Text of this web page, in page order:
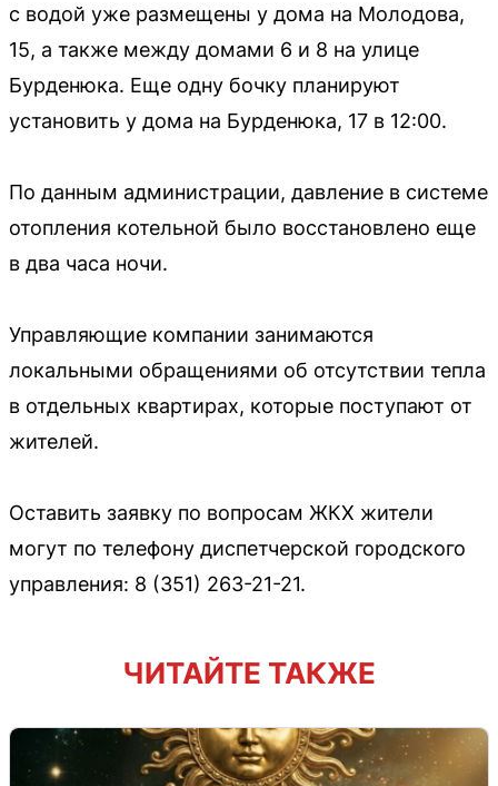
с водой уже размещены у дома на Молодова,
15, а также между домами 6 и 8 на улице
Бурденюка. Еще одну бочку планируют
установить у дома на Бурденюка, 17 в 12:00.
По данным администрации, давление в системе
отопления котельной было восстановлено еще
в два часа ночи.
Управляющие компании занимаются
локальными обращениями об отсутствии тепла
в отдельных квартирах, которые поступают от
жителей.
Оставить заявку по вопросам ЖКХ жители
могут по телефону диспетчерской городского
управления: 8 (351) 263-21-21.
ЧИТАЙТЕ ТАКЖЕ